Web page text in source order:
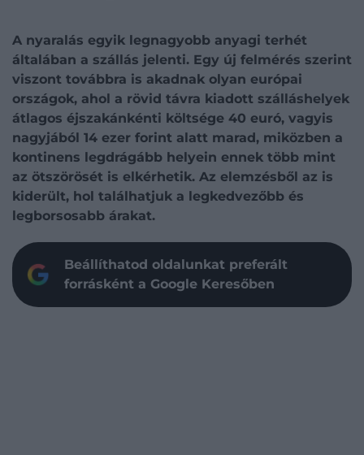
A nyaralás egyik legnagyobb anyagi terhét
általában a szállás jelenti. Egy új felmérés szerint
viszont továbbra is akadnak olyan európai
országok, ahol a rövid távra kiadott szálláshelyek
átlagos éjszakánkénti költsége 40 euró, vagyis
nagyjából 14 ezer forint alatt marad, miközben a
kontinens legdrágább helyein ennek több mint
az ötszörösét is elkérhetik. Az elemzésből az is
kiderült, hol találhatjuk a legkedvezőbb és
legborsosabb árakat.
Beállíthatod oldalunkat preferált
forrásként a Google Keresőben